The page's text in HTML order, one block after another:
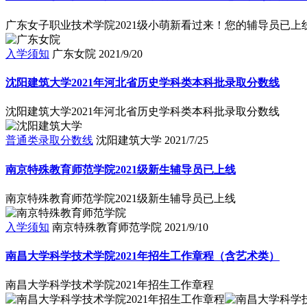
广东女子职业技术学院2021级小萌新看过来！您的辅导员已上
入学须知 广东女院 2021/9/20
沈阳建筑大学2021年河北省历史学科类本科批录取分数线
沈阳建筑大学2021年河北省历史学科类本科批录取分数线
普通类录取分数线 沈阳建筑大学 2021/7/25
南京特殊教育师范学院2021级新生辅导员已上线
南京特殊教育师范学院2021级新生辅导员已上线
入学须知 南京特殊教育师范学院 2021/9/10
南昌大学科学技术学院2021年招生工作章程（含艺术类）
南昌大学科学技术学院2021年招生工作章程